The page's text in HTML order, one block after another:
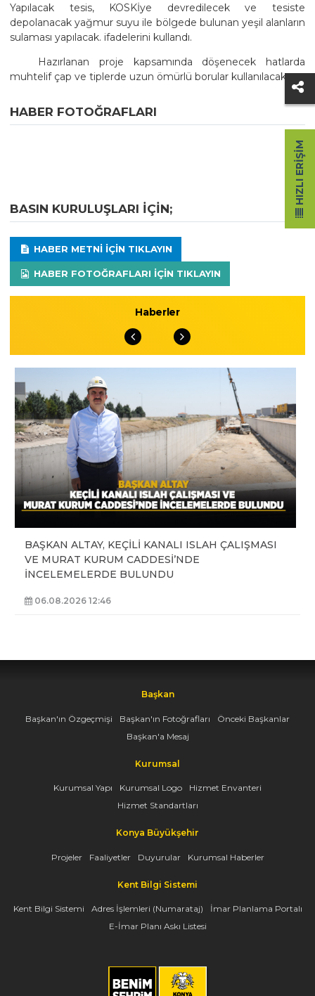
Yapılacak tesis, KOSKİye devredilecek ve tesiste
depolanacak yağmur suyu ile bölgede bulunan yeşil alanların
sulaması yapılacak. ifadelerini kullandı.
Hazırlanan proje kapsamında döşenecek hatlarda
muhtelif çap ve tiplerde uzun ömürlü borular kullanılacak.
HABER FOTOĞRAFLARI
BASIN KURULUŞLARI IÇIN;
HABER METNI IÇIN TIKLAYIN
HABER FOTOĞRAFLARI IÇIN TIKLAYIN
Haberler
BAŞKAN ALTAY, KEÇİLİ KANALI ISLAH ÇALIŞMASI
VE MURAT KURUM CADDESİ’NDE
İNCELEMELERDE BULUNDU
06.08.2026 12:46
Başkan
Başkan'ın Özgeçmişi Başkan'ın Fotoğrafları
Önceki Başkanlar
Başkan'a Mesaj
Kurumsal
Kurumsal Yapı Kurumsal Logo
Hizmet Envanteri
Hizmet Standartları
Konya Büyükşehir
Projeler Faaliyetler Duyurular Kurumsal Haberler
Kent Bilgi Sistemi
Kent Bilgi Sistemi Adres İşlemleri (Numarataj)
İmar Planlama Portalı
E-İmar Planı Askı Listesi
HIZLI ERIŞIM